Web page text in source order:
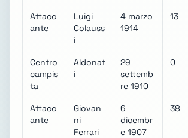
Attacc
ante
Luigi
Colauss
i
4 marzo
1914
13
Centro
campis
ta
Aldonat
i
29
settemb
re 1910
0
Attacc
ante
Giovan
ni
Ferrari
6
dicembr
e 1907
38